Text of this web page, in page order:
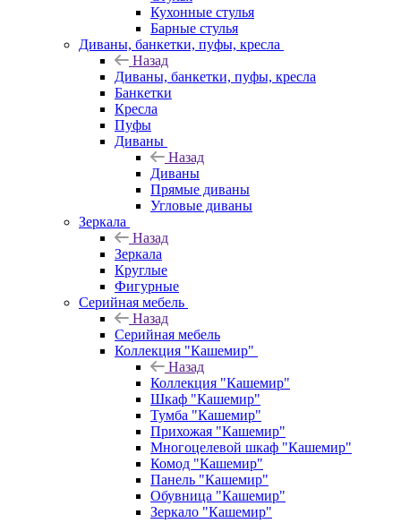
Кухонные стулья
Барные стулья
Диваны, банкетки, пуфы, кресла
Назад
Диваны, банкетки, пуфы, кресла
Банкетки
Кресла
Пуфы
Диваны
Назад
Диваны
Прямые диваны
Угловые диваны
Зеркала
Назад
Зеркала
Круглые
Фигурные
Серийная мебель
Назад
Серийная мебель
Коллекция "Кашемир"
Назад
Коллекция "Кашемир"
Шкаф "Кашемир"
Тумба "Кашемир"
Прихожая "Кашемир"
Многоцелевой шкаф "Кашемир"
Комод "Кашемир"
Панель "Кашемир"
Обувница "Кашемир"
Зеркало "Кашемир"